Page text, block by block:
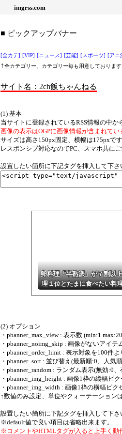
imgrss.com
■ ピックアップバナー
[全カテ] [VIP] [ニュース] [芸能] [スポーツ] [アニ
↑全カテゴリー、カテゴリー毎も用意しております
サイト名：2ch飯ちゃんねる
(1) 基本
当サイトに登録されているRSS情報の中
画像の表示はOGPに画像情報が含まれてい
サイズは高さ150px固定、横幅は175pxで
レスポンシブ対応なのでPC、スマホ共に
設置したい箇所に下記タグを挿入して下さ
卵料理「半熟派」が７割以
理１位とたまに食べたい料
(2) オプション
・pbanner_max_view : 表示数 (min:1
・pbanner_noimg_skip : 画像がないアイ
・pbanner_order_limit : 表示対象を100件
・pbanner_sort : 並び替え(最新順:0、人気
・pbanner_random : ランダム表示(無効:0
・pbanner_img_height : 画像1枠の縦幅ピ
・pbanner_img_width : 画像1枠の横幅ピ
↑数値のみ設定、単位やクォーテーション
設置したい箇所に下記タグを挿入して下さ
※default値で良い項目は省略出来ます。
※コメントやHTMLタグが入ると上手く動